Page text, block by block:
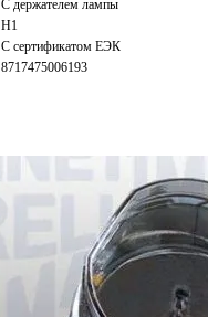
С держателем лампы
H1
C сертификатом ЕЭК
8717475006193